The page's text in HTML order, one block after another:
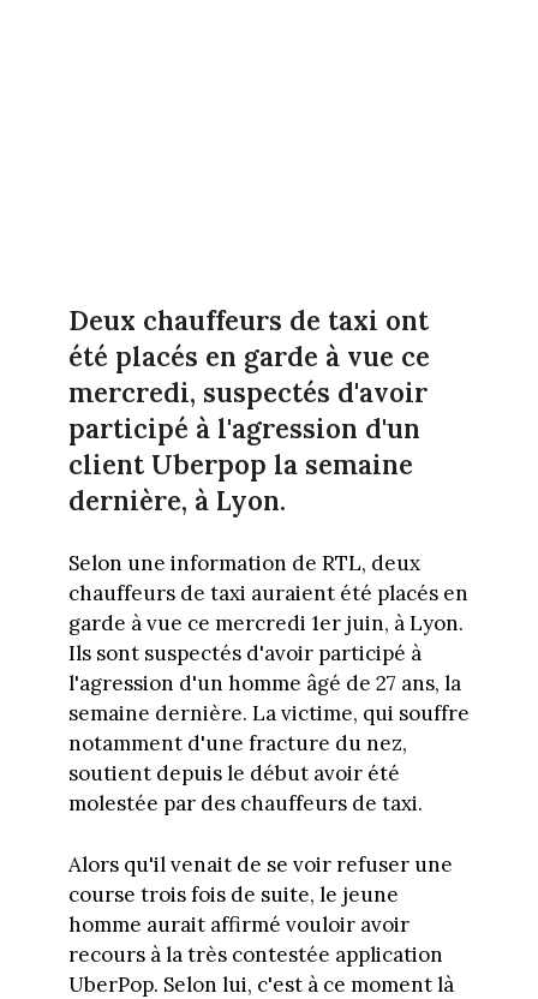
Deux chauffeurs de taxi ont
été placés en garde à vue ce
mercredi, suspectés d'avoir
participé à l'agression d'un
client Uberpop la semaine
dernière, à Lyon.
Selon une information de RTL, deux
chauffeurs de taxi auraient été placés en
garde à vue ce mercredi 1er juin, à Lyon.
Ils sont suspectés d'avoir participé à
l'agression d'un homme âgé de 27 ans, la
semaine dernière. La victime, qui souffre
notamment d'une fracture du nez,
soutient depuis le début avoir été
molestée par des chauffeurs de taxi.
Alors qu'il venait de se voir refuser une
course trois fois de suite, le jeune
homme aurait affirmé vouloir avoir
recours à la très contestée application
UberPop. Selon lui, c'est à ce moment là